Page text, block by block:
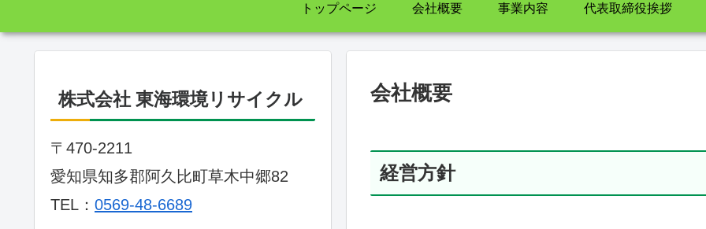
トップページ 会社概要 事業内容 代表取締役挨拶
会社概要
経営方針
株式会社 東海環境リサイクル
〒470-2211
愛知県知多郡阿久比町草木中郷82
TEL： 0569-48-6689